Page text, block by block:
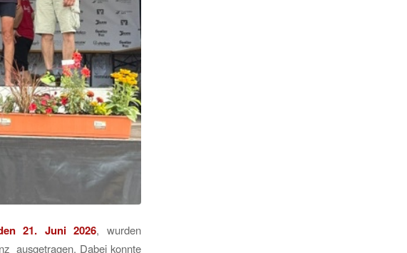
21. Juni 2026, wurden
ausgetragen. Dabei konnte